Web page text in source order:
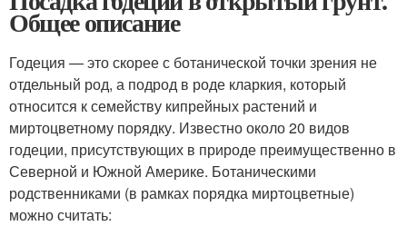
Общее описание
Годеция — это скорее с ботанической точки зрения не
отдельный род, а подрод в роде кларкия, который
относится к семейству кипрейных растений и
миртоцветному порядку. Известно около 20 видов
годеции, присутствующих в природе преимущественно в
Северной и Южной Америке. Ботаническими
родственниками (в рамках порядка миртоцветные)
можно считать: